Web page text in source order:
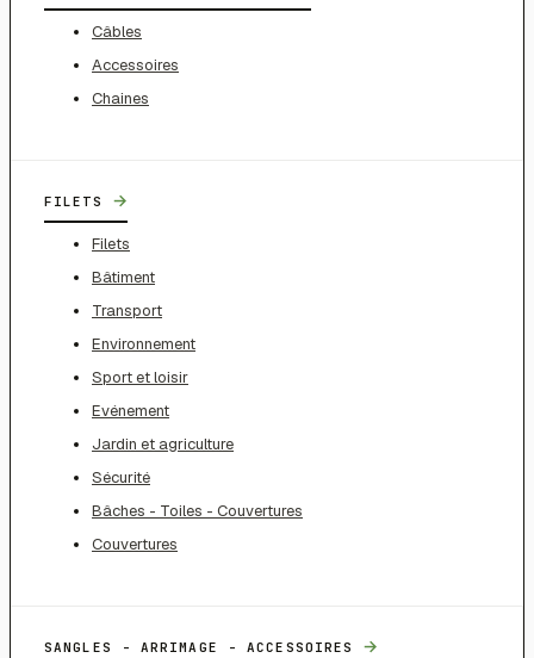
Câbles
Accessoires
Chaines
FILETS →
Filets
Bâtiment
Transport
Environnement
Sport et loisir
Evénement
Jardin et agriculture
Sécurité
Bâches - Toiles - Couvertures
Couvertures
SANGLES - ARRIMAGE - ACCESSOIRES →